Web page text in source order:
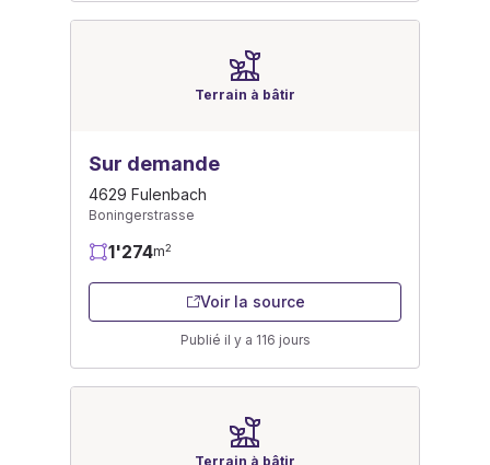
Terrain à bâtir
Sur demande
4629 Fulenbach
Boningerstrasse
1'274m2
Voir la source
Publié il y a 116 jours
Terrain à bâtir